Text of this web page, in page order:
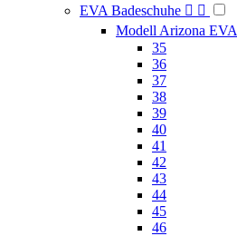
EVA Badeschuhe  
Modell Arizona EVA
35
36
37
38
39
40
41
42
43
44
45
46